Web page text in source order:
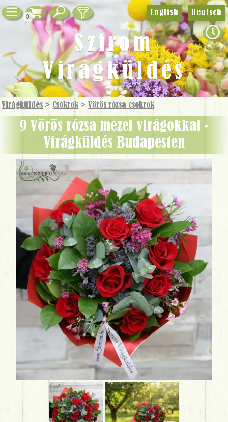
0
Virágküldés > Csokrok > Vörös rózsa csokrok
9 Vörös rózsa mezei virágokkal -
Virágküldés Budapesten
English Deutsch
Szirom
Virágküldés